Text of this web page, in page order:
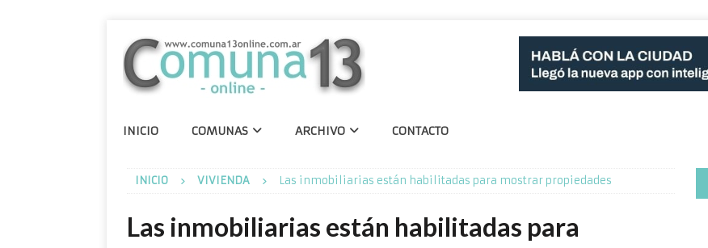
INICIO COMUNAS ARCHIVO CONTACTO
INICIO VIVIENDA Las inmobiliarias están habilitadas para mostrar propiedades
Las inmobiliarias están habilitadas para